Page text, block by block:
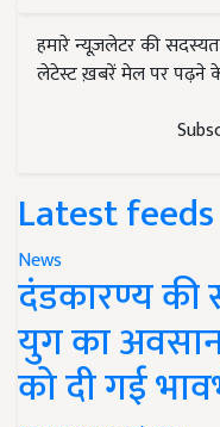
हमारे न्यूज़लेटर की
लेटेस्ट ख़बरें मेल पर पढ़ने
Latest feeds
News
दंडकारण्य की
युग का
को दी गई